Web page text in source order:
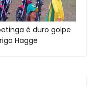
é duro golpe
Hagge